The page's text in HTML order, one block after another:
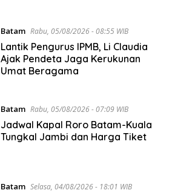
Batam Rabu, 05/08/2026 - 08:55 WIB
Lantik Pengurus IPMB, Li Claudia
Ajak Pendeta Jaga Kerukunan
Umat Beragama
Batam Rabu, 05/08/2026 - 07:09 WIB
Jadwal Kapal Roro Batam-Kuala
Tungkal Jambi dan Harga Tiket
Batam Selasa, 04/08/2026 - 18:01 WIB